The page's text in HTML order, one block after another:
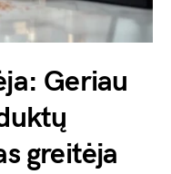
Geriau
greitėja